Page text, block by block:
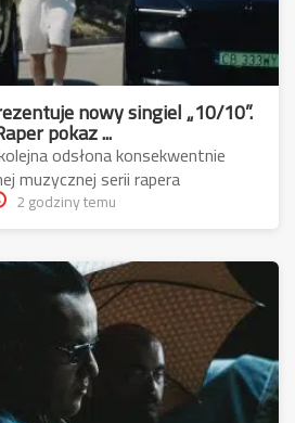
nowy singiel „10/10”.
pokaz ...
odsłona konsekwentnie
muzycznej serii rapera
2 godziny temu